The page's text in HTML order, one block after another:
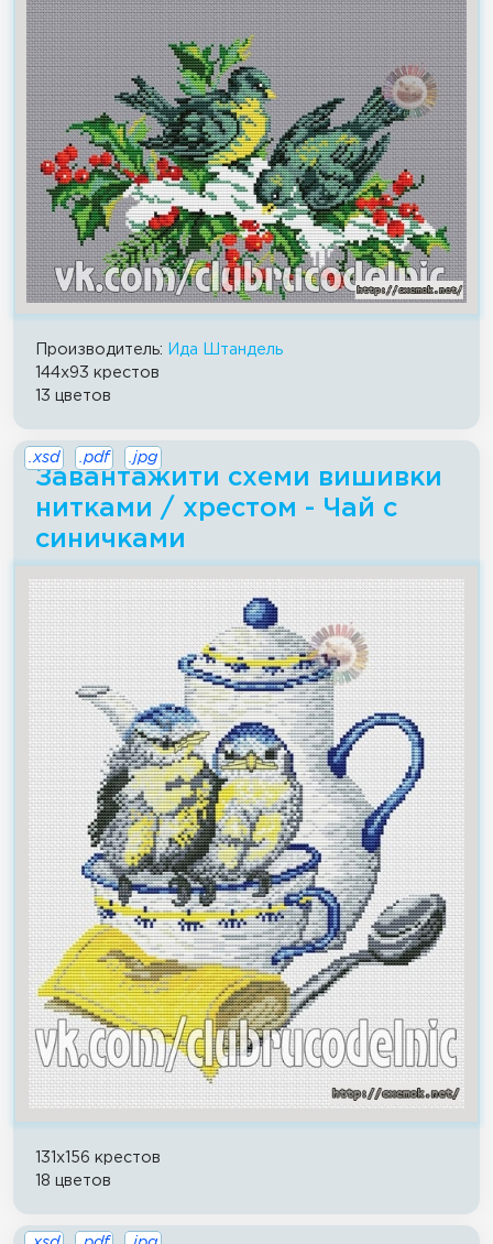
Производитель:
Ида Штандель
144x93 крестов
13 цветов
Завантажити схеми вишивки
нитками / хрестом - Чай с
синичками
.xsd .pdf .jpg
131x156 крестов
18 цветов